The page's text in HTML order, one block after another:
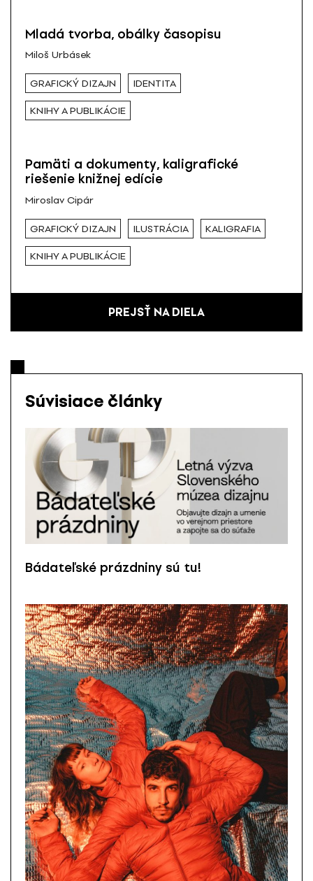
Mladá tvorba, obálky časopisu
Miloš Urbásek
GRAFICKÝ DIZAJN IDENTITA
KNIHY A PUBLIKÁCIE
Pamäti a dokumenty, kaligrafické
riešenie knižnej edície
Miroslav Cipár
GRAFICKÝ DIZAJN ILUSTRÁCIA KALIGRAFIA
KNIHY A PUBLIKÁCIE
PREJSŤ NA DIELA
Súvisiace články
Bádateľské prázdniny sú tu!